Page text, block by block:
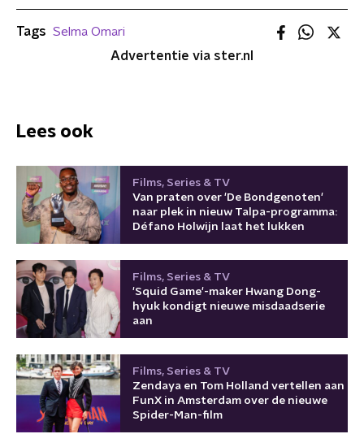
Tags Selma Omari
Advertentie via ster.nl
Lees ook
Films, Series & TV
Van praten over 'De Bondgenoten'
naar plek in nieuw Talpa-programma:
Défano Holwijn laat het lukken
Films, Series & TV
'Squid Game'-maker Hwang Dong-
hyuk kondigt nieuwe misdaadserie
aan
Films, Series & TV
Zendaya en Tom Holland vertellen aan
FunX in Amsterdam over de nieuwe
Spider-Man-film